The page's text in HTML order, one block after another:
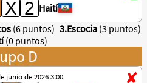
Haití
(6 puntos) 3.Escocia (3 puntos)
(0 puntos)
D
junio de 2026 3:00